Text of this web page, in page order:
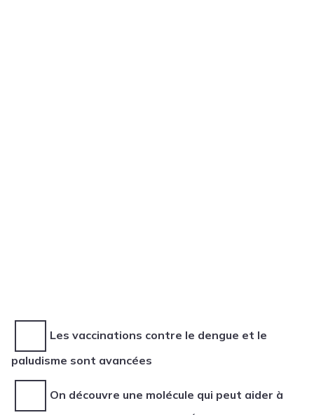
Les vaccinations contre le dengue et le
paludisme sont avancées
On découvre une molécule qui peut aider à